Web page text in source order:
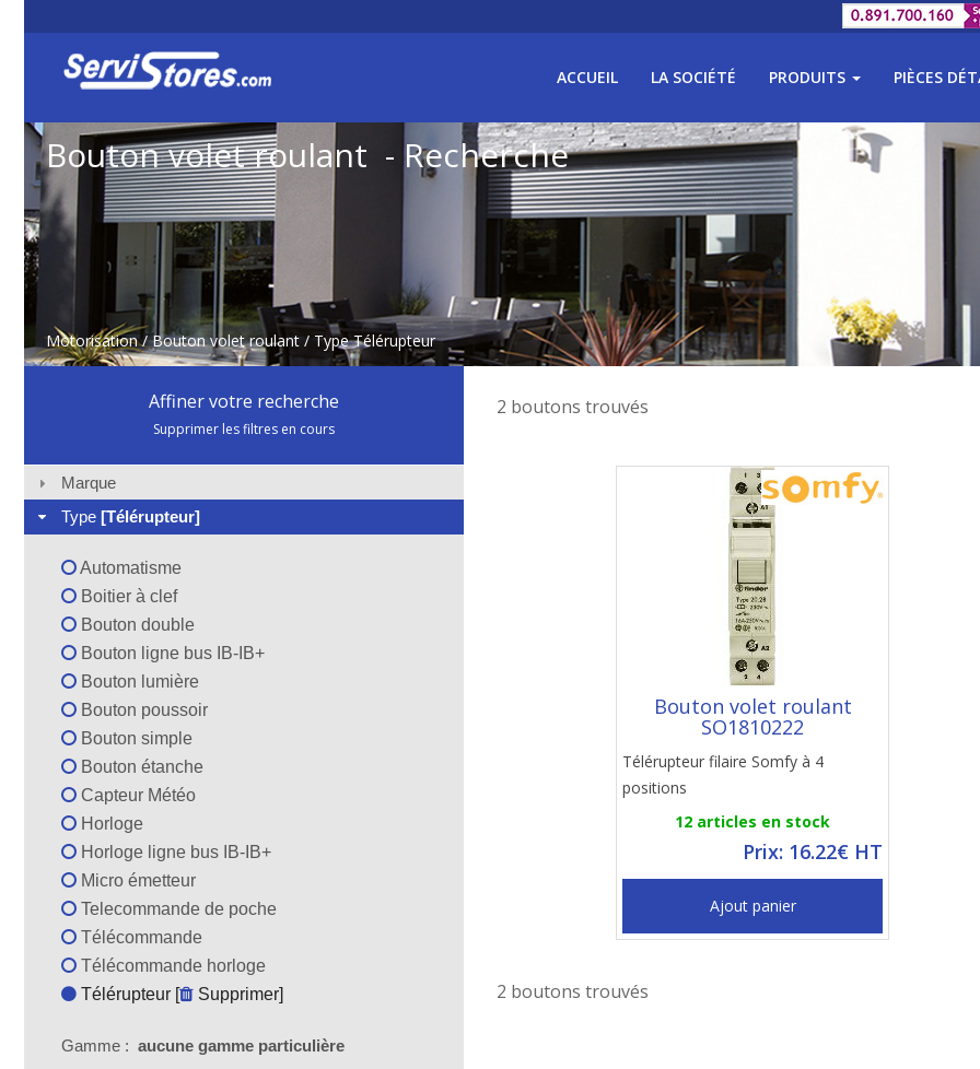
ACCUEIL LA SOCIÉTÉ PRODUITS PIÈCES
Bouton volet roulant - Recherche
Motorisation /Bouton volet roulant / Type Télérupteur
Affiner votre recherche
Supprimer les filtres en cours
Marque
Type [Télérupteur]
Automatisme
Boitier à clef
Bouton double
Bouton ligne bus IB-IB+
Bouton lumière
Bouton poussoir
Bouton simple
Bouton étanche
Capteur Météo
Horloge
Horloge ligne bus IB-IB+
Micro émetteur
Telecommande de poche
Télécommande
Télécommande horloge
Télérupteur [
Supprimer]
Gamme : aucune gamme particulière
2 boutons trouvés
Bouton volet roulant
SO1810222
Télérupteur filaire Somfy à 4
positions
12 articles en stock
Prix: 16.22€ HT
Ajout panier
2 boutons trouvés